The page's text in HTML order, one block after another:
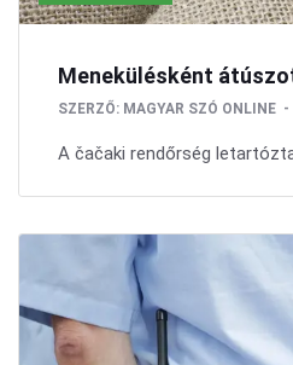
Menekülésként
SZERZŐ: MAGYAR SZÓ ONLINE
A čačaki rendőrség